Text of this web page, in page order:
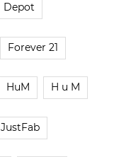
Depot
Forever 21
HuM H u M
JustFab